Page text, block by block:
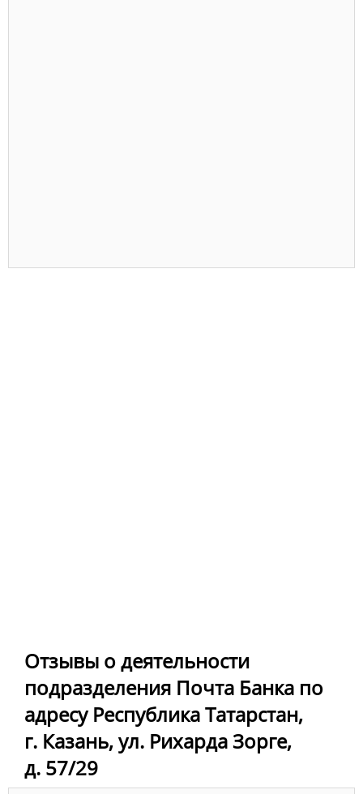
Отзывы о деятельности
подразделения Почта Банка по
адресу Республика Татарстан,
г. Казань, ул. Рихарда Зорге,
д. 57/29